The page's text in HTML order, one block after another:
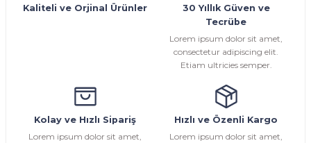
Kaliteli ve Orjinal Ürünler
30 Yıllık Güven ve
Tecrübe
Lorem ipsum dolor sit amet,
consectetur adipiscing elit.
Etiam ultricies semper.
Kolay ve Hızlı Sipariş
Lorem ipsum dolor sit amet,
Hızlı ve Özenli Kargo
Lorem ipsum dolor sit amet,